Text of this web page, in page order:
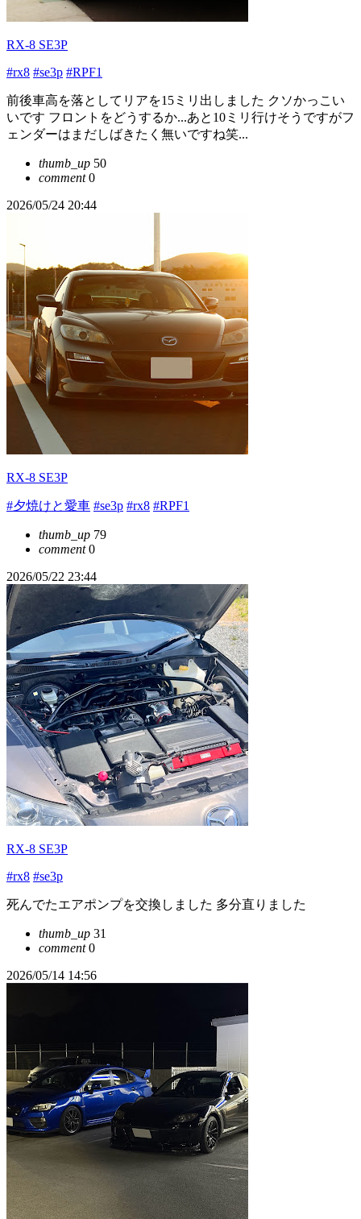
RX-8 SE3P
#rx8 #se3p #RPF1
前後車高を落としてリアを15ミリ出しました クソかっこい
いです フロントをどうするか...あと10ミリ行けそうですがフ
ェンダーはまだしばきたく無いですね笑...
thumb_up 50
comment0
2026/05/24 20:44
RX-8 SE3P
#夕焼けと愛車 #se3p #rx8 #RPF1
thumb_up 79
comment0
2026/05/22 23:44
RX-8 SE3P
#rx8 #se3p
死んでたエアポンプを交換しました 多分直りました
thumb_up 31
comment0
2026/05/14 14:56